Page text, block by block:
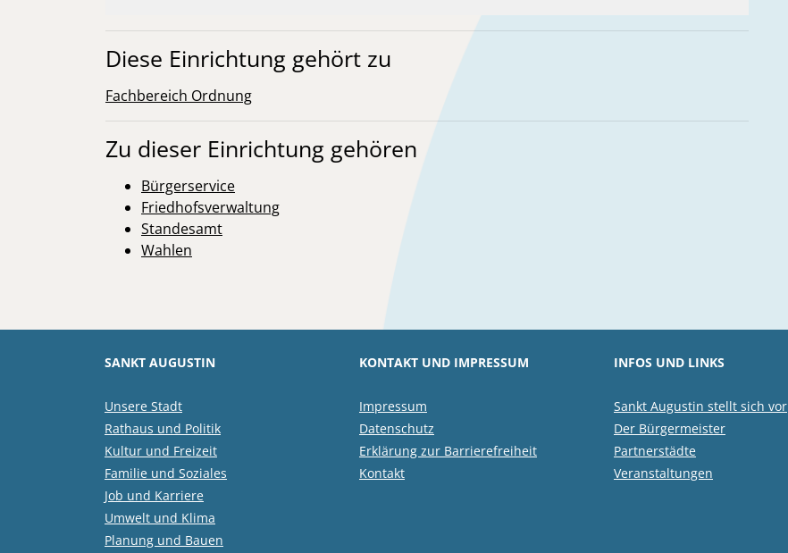
Diese Einrichtung gehört zu
Fachbereich Ordnung
Zu dieser Einrichtung gehören
Bürgerservice
Friedhofsverwaltung
Standesamt
Wahlen
SANKT AUGUSTIN
Unsere Stadt
Rathaus und Politik
Kultur und Freizeit
Familie und Soziales
Job und Karriere
Umwelt und Klima
Planung und Bauen
KONTAKT UND IMPRESSUM
Impressum
Datenschutz
Erklärung zur Barrierefreiheit
Kontakt
INFOS UND LINKS
Sankt Augustin stellt sich vor
Der Bürgermeister
Partnerstädte
Veranstaltungen